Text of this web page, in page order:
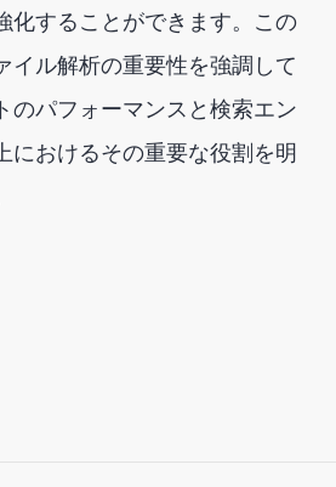
化することができます。この
イル解析の重要性を強調して
のパフォーマンスと検索エン
におけるその重要な役割を明